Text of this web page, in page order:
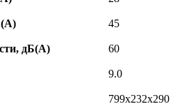
45
дБ(А) 60
9.0
799х232х290